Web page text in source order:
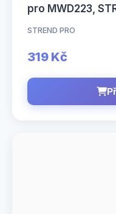
pro MWD223,
STREND PRO
319 Kč